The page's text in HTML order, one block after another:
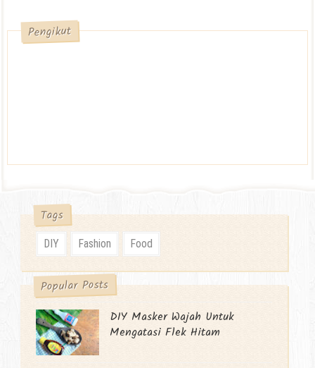
Pengikut
Tags
DIY Fashion Food
Popular Posts
DIY Masker Wajah Untuk
Mengatasi Flek Hitam